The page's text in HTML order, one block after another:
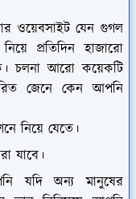
ওয়েবসাইট যেন গুগল
প্রতিদিন হাজারো
চলনা আরো কয়েকটি
জেনে কেন আপনি
নিয়ে যেতে।
যাবে।
যদি অন্য মানুষের